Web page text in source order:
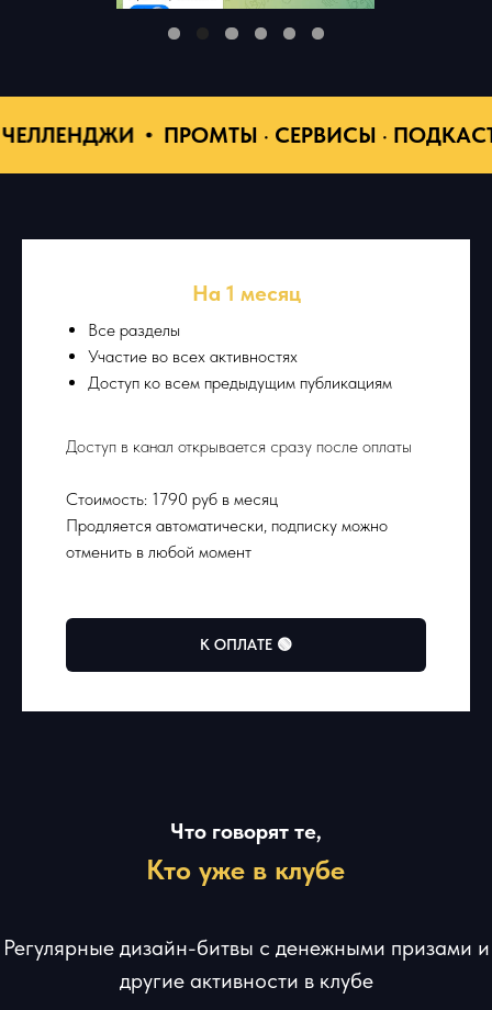
ПРОМТЫ · СЕРВИСЫ · ПОДКАСТЫ ·
На 1 месяц
Все разделы
Участие во всех активностях
Доступ ко всем предыдущим публикациям
Доступ в канал открывается сразу после оплаты
Стоимость: 1790 руб в месяц
Продляется автоматически, подписку можно
отменить в любой момент
К ОПЛАТЕ 🟢